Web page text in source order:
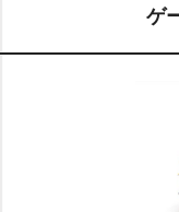
ゲ